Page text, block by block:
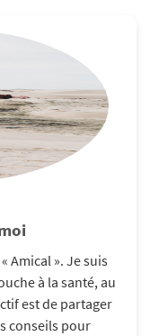
Amical ». Je suis
à la santé, au
est de partager
conseils pour